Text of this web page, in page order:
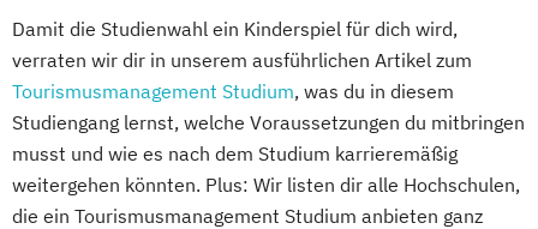
Damit die Studienwahl ein Kinderspiel für dich wird,
verraten wir dir in unserem ausführlichen Artikel zum
Tourismusmanagement Studium, was du in diesem
Studiengang lernst, welche Voraussetzungen du mitbringen
musst und wie es nach dem Studium karrieremäßig
weitergehen könnten. Plus: Wir listen dir alle Hochschulen,
die ein Tourismusmanagement Studium anbieten ganz